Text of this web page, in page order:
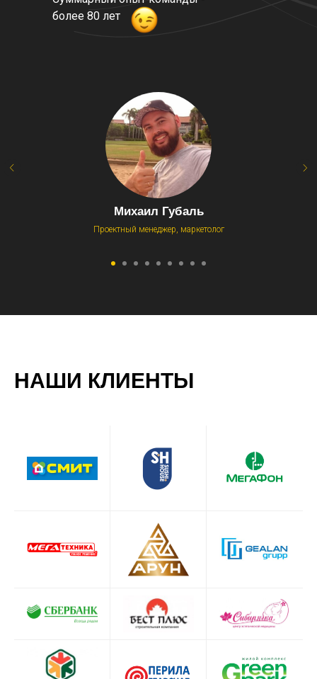
более 80 лет
Михаил Губаль
Проектный менеджер, маркетолог
НАШИ КЛИЕНТЫ